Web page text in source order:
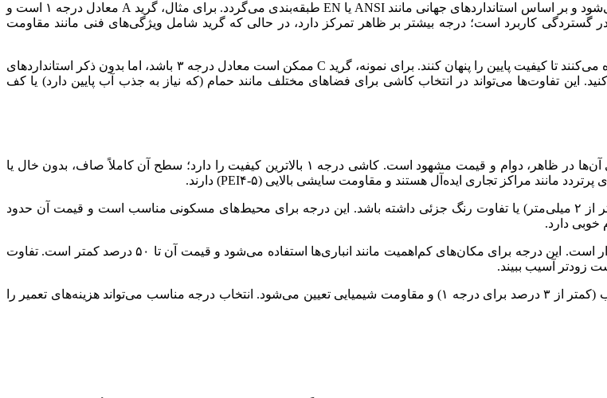
از سوی دیگر، گرید Grade در انگلیسی، بیشتر در محصولات وارداتی یا صادراتی استفاده می‌شود و بر اساس استانداردهای جهانی مانند ANSI یا EN طبقه‌بندی می‌گردد. برای مثال، گرید A معادل درجه ۱ است و
از ۰.۵ درصد است. تفاوت اصلی این دو در گستردگی کاربرد است؛ درجه بیشتر بر ظاهر تمرکز دارد، در حالی که گرید شامل ویژگی‌های فنی مانند مقاومت
در درجه بندی کاشی و سرامیک، برخی کارخانه‌ها از گرید برای محصولات ضعیف‌تر استفاده می‌کنند تا کیفیت پایین را پنهان کنند. برای نمونه، گرید C ممکن است معادل درجه ۳ باشد، اما بدون ذکر استانداردهای
این تفاوت‌ها می‌تواند در انتخاب کاشی برای فضاهای مختلف مانند حمام (که نیاز به جذب آب پایین دارد) یا کف
کیفیت کاشی‌های درجه ۱، ۲ و ۳ بر اساس استانداردهای دقیق تعیین می‌شود و تفاوت‌های آن‌ها در ظاهر، دوام و قیمت مشهود است. کاشی درجه ۱ بالاترین کیفیت را دارد؛ سطح آن کاملاً صاف، بدون خال یا
کاشی درجه ۲ کمی پایین‌تر است و ممکن است ایرادهای جزئی مانند یک خال کوچک (کمتر از ۲ میلی‌متر) یا تفاوت رنگ جزئی داشته باشد. این درجه برای محیط‌های مسکونی مناسب است و قیمت آن حدود
کاشی درجه ۳ دارای ایرادهای بیشتر مانند خال‌های بزرگ‌تر (تا ۳ میلی‌متر) یا لبه‌های ناهموار است. این درجه برای مکان‌های کم‌اهمیت مانند انباری‌ها استفاده می‌شود و قیمت آن تا ۵۰ درصد کمتر است. تفاوت
در درجه بندی کاشی و سرامیک، این تفاوت‌ها بر اساس آزمون‌های استاندارد مانند جذب آب (کمتر از ۳ درصد برای درجه ۱) و مقاومت شیمیایی تعیین می‌شود. انتخاب درجه مناسب می‌تواند هزینه‌های تعمیر را